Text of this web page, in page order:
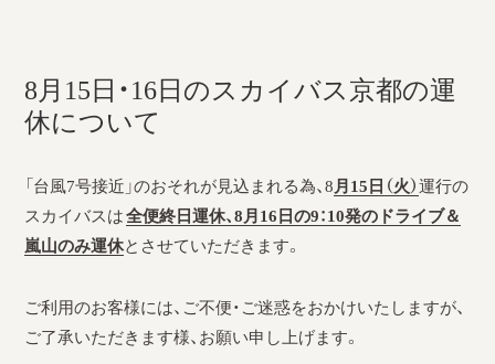
8月15日・16日のスカイバス京都の運
休について
「台風7号接近」のおそれが見込まれる為、8 月15日（火）運行の
スカイバスは全便終日運休、8月16日の9：10発のドライブ＆
嵐山のみ運休とさせていただきます。
ご利用のお客様には、ご不便・ご迷惑をおかけいたしますが、
ご了承いただきます様、お願い申し上げます。